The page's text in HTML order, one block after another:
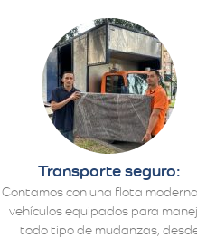
Transporte seguro:
Contamos con una flota
vehículos equipados para
todo tipo de mudanzas,